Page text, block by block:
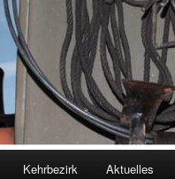
Kehrbezirk Aktuelles